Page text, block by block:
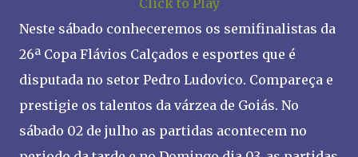
Click to Play
Neste sábado conheceremos os semifinalistas da
26ª Copa Flávios Calçados e esportes que é
disputada no setor Pedro Ludovico. Compareça e
prestigie os talentos da várzea de Goiás. No
sábado 02 de julho as partidas acontecem no